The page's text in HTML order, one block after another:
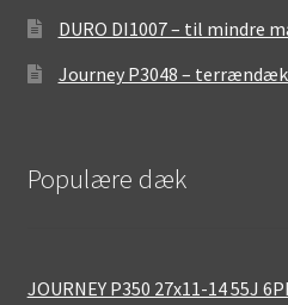
DURO DI1007 – til mindre
Journey P3048 – terrændæk
Populære dæk
JOURNEY P350 27x11-14 55J